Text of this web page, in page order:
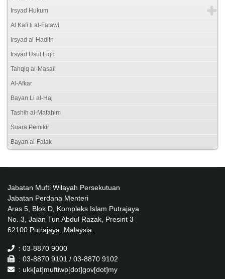
Irsyad Hukum
Al Kafi li al-Fatawi
Irsyad al-Hadith
Irsyad Usul Fiqh
Tahqiq al-Masail
Al-Afkar
Bayan Li al-Haj
Tashih al-Mafahim
Suara Pemikir
Bayan al-Falak
Jabatan Mufti Wilayah Persekutuan
Jabatan Perdana Menteri
Aras 5, Blok D, Kompleks Islam Putrajaya
No. 3, Jalan Tun Abdul Razak, Presint 3
62100 Putrajaya, Malaysia.
: 03-8870 9000
: 03-8870 9101 / 03-8870 9102
: ukk[at]muftiwp[dot]gov[dot]my